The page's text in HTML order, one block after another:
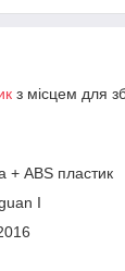
з місцем для
+ ABS пластик
I